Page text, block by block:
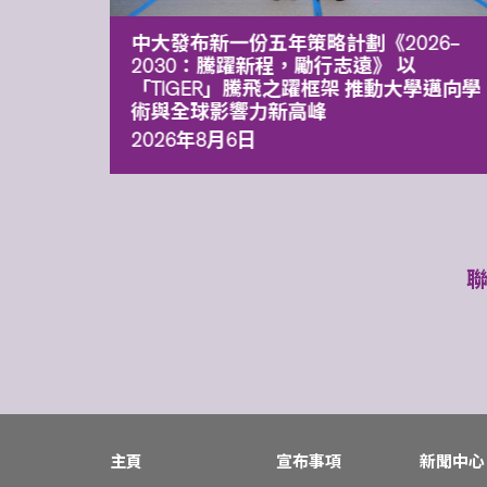
中大發布新一份五年策略計劃《2026‒
2030：騰躍新程，勵行志遠》 以
「TIGER」騰飛之躍框架 推動大學邁向學
術與全球影響力新高峰
2026年8月6日
主頁 宣布事項 新聞中心